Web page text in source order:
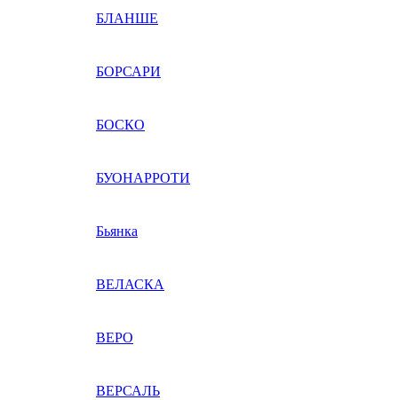
БЛАНШЕ
БОРСАРИ
БОСКО
БУОНАРРОТИ
Бьянка
ВЕЛАСКА
ВЕРО
ВЕРСАЛЬ